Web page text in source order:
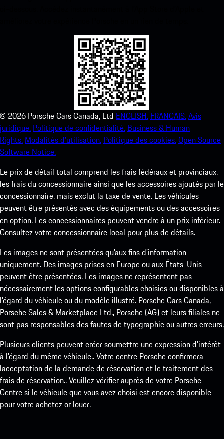
© 2026 Porsche Cars Canada, Ltd ENGLISH. FRANCAIS.Avis
juridique. Politique de confidentialité. Business & Human
Rights. Modalités d’utilisation. Politique des cookies.Open Source
Software Notice.
Le prix de détail total comprend les frais fédéraux et provinciaux,
les frais du concessionnaire ainsi que les accessoires ajoutés par le
concessionnaire, mais exclut la taxe de vente. Les véhicules
peuvent être présentés avec des équipements ou des accessoires
en option. Les concessionnaires peuvent vendre à un prix inférieur.
Consultez votre concessionnaire local pour plus de détails.
Les images ne sont présentées qu’aux fins d’information
uniquement. Des images prises en Europe ou aux États-Unis
peuvent être présentées. Les images ne représentent pas
nécessairement les options configurables choisies ou disponibles à
l’égard du véhicule ou du modèle illustré. Porsche Cars Canada,
Porsche Sales & Marketplace Ltd., Porsche (AG) et leurs filiales ne
sont pas responsables des fautes de typographie ou autres erreurs.
Plusieurs clients peuvent créer soumettre une expression d’intérêt
à l’égard du même véhicule.. Votre centre Porsche confirmera
lacceptation de la demande de réservation et le traitement des
frais de réservation.. Veuillez vérifier auprès de votre Porsche
Centre si le véhicule que vous avez choisi est encore disponible
pour votre achetez or louer.